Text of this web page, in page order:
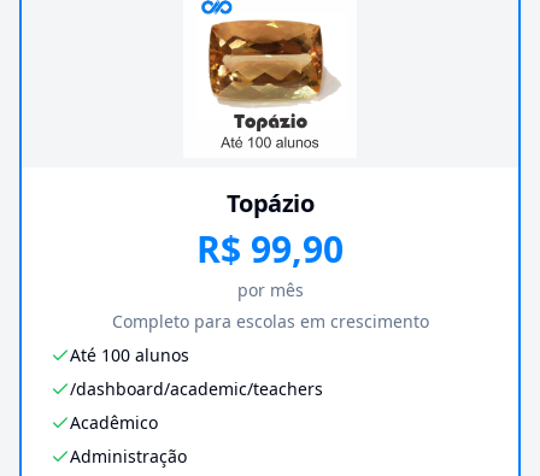
Topázio
R$ 99,90
por mês
Completo para escolas em crescimento
Até 100 alunos
/dashboard/academic/teachers
Acadêmico
Administração